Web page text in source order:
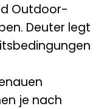
Outdoor-
Deuter legt
je nach